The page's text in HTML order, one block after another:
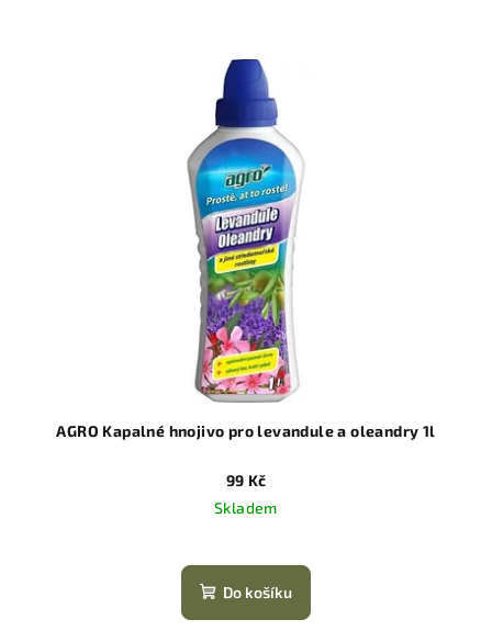
AGRO Kapalné hnojivo pro levandule a oleandry 1l
99 Kč
Skladem
Do košíku